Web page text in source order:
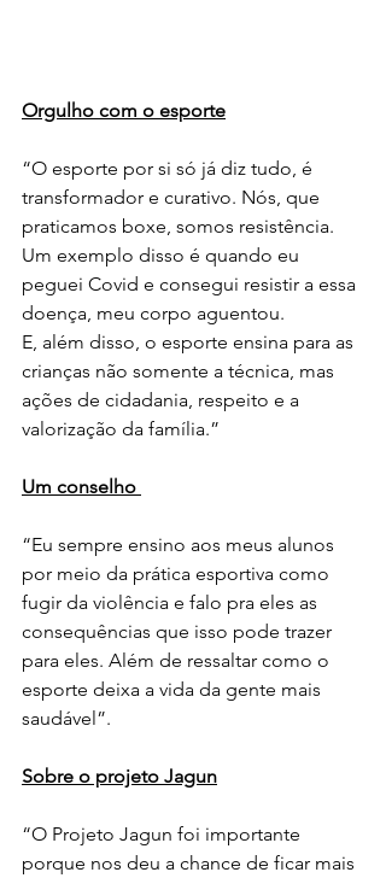
Orgulho com o esporte
“O esporte por si só já diz tudo, é
transformador e curativo. Nós, que
praticamos boxe, somos resistência.
Um exemplo disso é quando eu
peguei Covid e consegui resistir a essa
doença, meu corpo aguentou.
E, além disso, o esporte ensina para as
crianças não somente a técnica, mas
ações de cidadania, respeito e a
valorização da família.”
Um conselho
“Eu sempre ensino aos meus alunos
por meio da prática esportiva como
fugir da violência e falo pra eles as
consequências que isso pode trazer
para eles. Além de ressaltar como o
esporte deixa a vida da gente mais
saudável”.
Sobre o projeto Jagun
“O Projeto Jagun foi importante
porque nos deu a chance de ficar mais